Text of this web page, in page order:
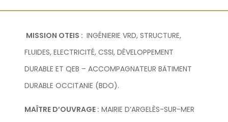
MISSION OTEIS : INGÉNIERIE VRD, STRUCTURE,
FLUIDES, ELECTRICITÉ, CSSI, DÉVELOPPEMENT
DURABLE ET QEB – ACCOMPAGNATEUR BÄTIMENT
DURABLE OCCITANIE (BDO).
MAÎTRE D’OUVRAGE : MAIRIE D’ARGELÈS-SUR-MER